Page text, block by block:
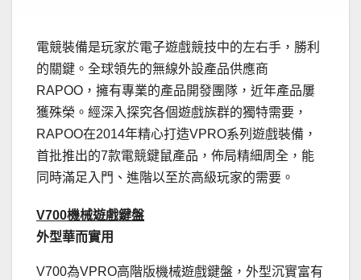
電競裝備是玩家於電子遊戲競技中的左右手，勝利
的關鍵。 全球領先的無線外設產品供應商
RAPOO， 擁有專業的產品開發團隊，近年產品屢
獲殊榮。 經深入探究各個遊戲族群的獨特需要，
RAPOO在2014年精心打造VPRO系列遊戲裝備，
首批推出的7款電競鍵鼠產品， 佈局精細周全，能
同時滿足入門、進階以至於高級玩家的需要。
V700機械遊戲鍵盤
外型華而實用
V700為VPRO高階版機械遊戲鍵盤，外型沉實富有